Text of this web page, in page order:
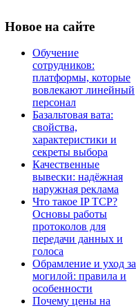
Новое на сайте
Обучение
сотрудников:
платформы, которые
вовлекают линейный
персонал
Базальтовая вата:
свойства,
характеристики и
секреты выбора
Качественные
вывески: надёжная
наружная реклама
Что такое IP TCP?
Основы работы
протоколов для
передачи данных и
голоса
Обрамление и уход за
могилой: правила и
особенности
Почему цены на